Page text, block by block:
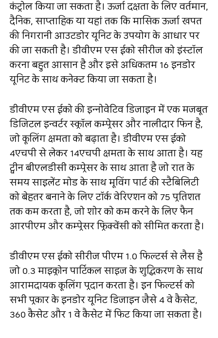
कंट्रोल किया जा सकता है। ऊर्जा दक्षता के लिए वर्तमान,
दैनिक, साप्‍ताहिक या यहां तक कि मासिक ऊर्जा खपत
की निगरानी आउटडोर यूनिट के उपयोग के आधार पर
की जा सकती है। डीवीएम एस ईको सीरीज को इंस्‍टॉल
करना बहुत आसान है और इसे अधिकतम 16 इनडोर
यूनिट के साथ कनेक्‍ट किया जा सकता है।
डीवीएम एस ईको की इन्‍नोवेटिव डिजाइन में एक मजबूत
डिजिटल इन्‍वर्टर स्‍क्रॉल कम्‍प्रेसर और नालीदार फि‍न है,
जो कूलिंग क्षमता को बढ़ाता है। डीवीएम एस ईको
4एचपी से लेकर 14एचपी क्षमता के साथ आता है। यह
ट्वीन बीएलडीसी कम्‍प्रेसर के साथ आता है जो रात के
समय साइलेंट मोड के साथ मूविंग पार्ट की स्‍टैबिलिटी
को बेहतर बनाने के लिए टॉर्क वेरिएशन को 75 प्रतिशत
तक कम करता है, जो शोर को कम करने के लिए फैन
आरपीएम और कम्‍प्रेसर फ्रिक्‍वेंसी को सीमित करता है।
डीवीएम एस ईको सीरीज पीएम 1.0 फि‍ल्‍टर्स से लैस है
जो 0.3 माइक्रोन पार्टिकल साइज के शुद्धिकरण के साथ
आरामदायक कूलिंग प्रदान करता है। इन फि‍ल्‍टर्स को
सभी प्रकार के इनडोर यूनिट डिजाइन जैसे 4 वे कैसेट,
360 कैसेट और 1 वे कैसेट में फि‍ट किया जा सकता है।